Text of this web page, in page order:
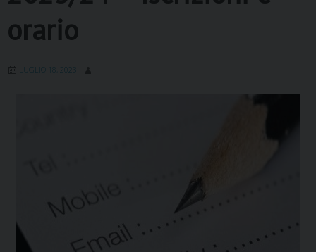
orario
LUGLIO 18, 2023